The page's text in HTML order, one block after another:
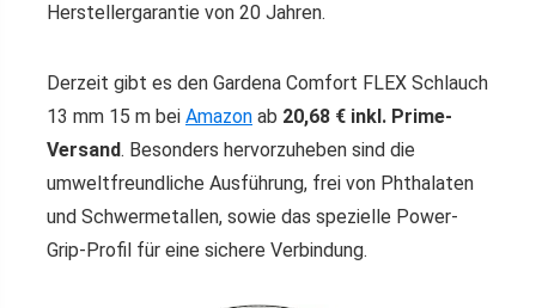
Herstellergarantie von 20 Jahren.
Derzeit gibt es den Gardena Comfort FLEX Schlauch
13 mm 15 m bei Amazon ab 20,68 € inkl. Prime-
Versand. Besonders hervorzuheben sind die
umweltfreundliche Ausführung, frei von Phthalaten
und Schwermetallen, sowie das spezielle Power-
Grip-Profil für eine sichere Verbindung.